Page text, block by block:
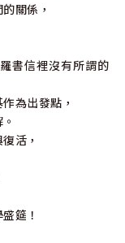
關係，
書信裡沒有所謂的
為出發點，
活，
筵！